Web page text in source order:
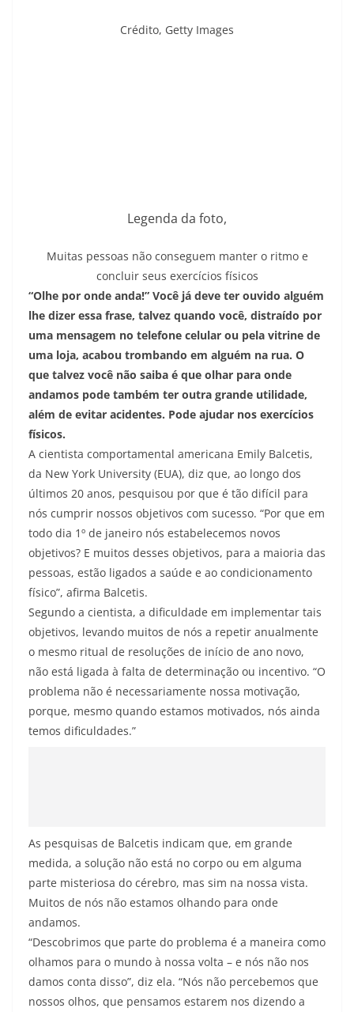
Crédito, Getty Images
Legenda da foto,
Muitas pessoas não conseguem manter o ritmo e
concluir seus exercícios físicos
“Olhe por onde anda!” Você já deve ter ouvido alguém
lhe dizer essa frase, talvez quando você, distraído por
uma mensagem no telefone celular ou pela vitrine de
uma loja, acabou trombando em alguém na rua. O
que talvez você não saiba é que olhar para onde
andamos pode também ter outra grande utilidade,
além de evitar acidentes. Pode ajudar nos exercícios
físicos.
A cientista comportamental americana Emily Balcetis,
da New York University (EUA), diz que, ao longo dos
últimos 20 anos, pesquisou por que é tão difícil para
nós cumprir nossos objetivos com sucesso. “Por que em
todo dia 1º de janeiro nós estabelecemos novos
objetivos? E muitos desses objetivos, para a maioria das
pessoas, estão ligados a saúde e ao condicionamento
físico”, afirma Balcetis.
Segundo a cientista, a dificuldade em implementar tais
objetivos, levando muitos de nós a repetir anualmente
o mesmo ritual de resoluções de início de ano novo,
não está ligada à falta de determinação ou incentivo. “O
problema não é necessariamente nossa motivação,
porque, mesmo quando estamos motivados, nós ainda
temos dificuldades.”
As pesquisas de Balcetis indicam que, em grande
medida, a solução não está no corpo ou em alguma
parte misteriosa do cérebro, mas sim na nossa vista.
Muitos de nós não estamos olhando para onde
andamos.
“Descobrimos que parte do problema é a maneira como
olhamos para o mundo à nossa volta – e nós não nos
damos conta disso”, diz ela. “Nós não percebemos que
nossos olhos, que pensamos estarem nos dizendo a